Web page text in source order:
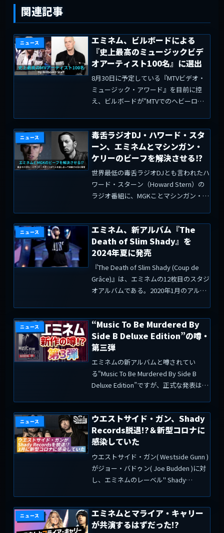
関連記事
ニュース
エミネム、ビルボードによる
『史上最高のミュージックビデ
オアーティスト100名』に選出
8月30日に予定している『MTVビデオ・
ミュージック・アワード』を目前に控
え、ビルボードが“MTVでのヘビーロー
デオに最も貢献したアーティストを振り
返っています。T...
ニュース
毒舌ラジオDJ・ハワード・スタ
ーン、エミネムとマシンガン・
ケリーのビーフを解決させる⁉
世界最低の毒舌ラジオDJとも言われたハ
ワード・スターン（Howard Stern）の
ラジオ番組に、MGKことマシンガン・ケ
知ってるよ。エミネムはキミにと...
ニュース
エミネム、新アルバム『The
Death of Slim Shady』を
2024年夏に発売
『The Death of Slim Shady (Coup de
Grâce)』は、エミネムの12枚目のスタジ
オアルバムである。2020年1月のアルバ
ニュース
“Music To Be Murdered By
Side B Deluxe Edition”の噂・
第三弾
エミネムの新アルバムと噂されてい
る“Music To Be Murdered By Side B
Deluxe Edition”ですが、正式な発表は無
ニュース
ウエストサイド・ガン、Shady
Records脱退!?＆新型コロナに
感染していた
ウエストサイド・ガン( Westside Gunn )
がジョー・バドゥン( Joe Budden )に対
し、エミネムのレーベル" Shady
月14日に放送さ...
ニュース
エミネムとマライア・キャリー
が共演するはずだった!?